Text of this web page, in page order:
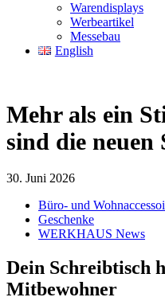
Warendisplays
Werbeartikel
Messebau
English
Mehr als ein
sind die neuen
30. Juni 2026
Büro- und
Geschenke
WERKHAUS News
Dein Schreibtisch
Mitbewohner